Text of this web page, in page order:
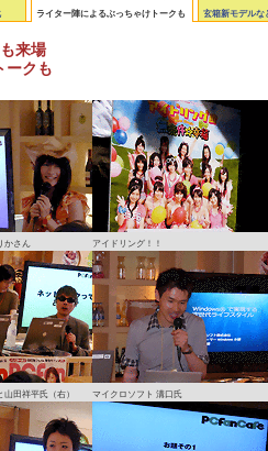
ライター陣によるぶっちゃけトークも
玄箱新モデルな
来場
ークも
かさん アイドリング！！
田祥平氏（右） マイクロソフト 溝口氏